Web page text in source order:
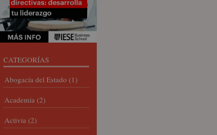
CATEGORÍAS
Abogacía del Estado (1)
Academia (2)
Activia (2)